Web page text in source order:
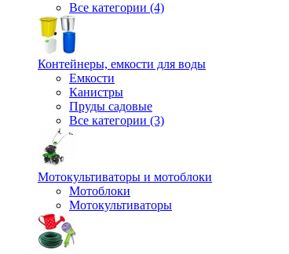
Все категории (4)
Контейнеры, емкости для воды
Емкости
Канистры
Пруды садовые
Все категории (3)
Мотокультиваторы и мотоблоки
Мотоблоки
Мотокультиваторы